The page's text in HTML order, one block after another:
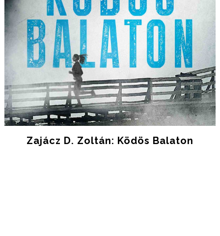
Zajácz D. Zoltán: Ködös Balaton